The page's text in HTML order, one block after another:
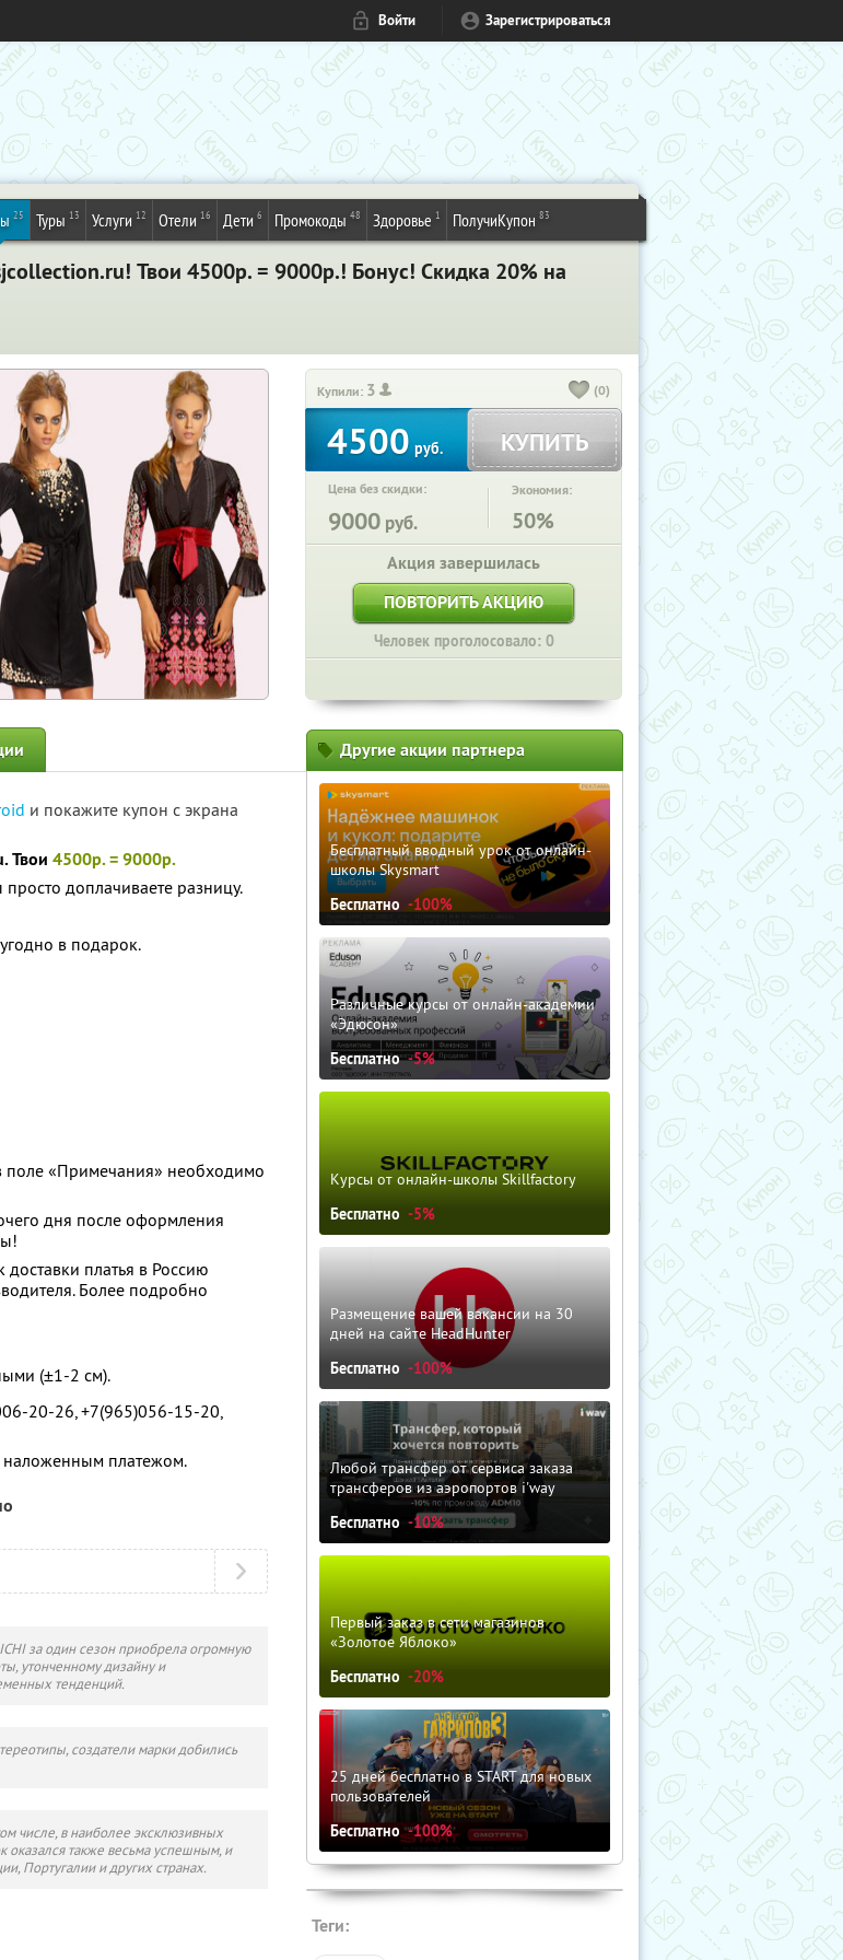
Войти Зарегистрироваться
25 Туры 13 Услуги 12 Отели 16 Дети 6 Промокоды 48 Здоровье 1 ПолучиКупон 83
Твои 4500р. = 9000р.! Бонус! Cкидка 20% на
Купили: 3 (0)
4500руб. КУПИТЬ
Цена без скидки:
9000 руб.
Экономия:
50%
Акция завершилась
ПОВТОРИТЬ АКЦИЮ
Человек проголосовало: 0
и покажите купон с экрана
Твои 4500р. = 9000р.
доплачиваете разницу.
в подарок.
поле «Примечания» необходимо
дня после оформления
доставки платья в Россию
Более подробно
(±1-2 см).
20-26, +7(965)056-15-20,
наложенным платежом.
за один сезон приобрела огромную
утонченному дизайну и
тенденций.
создатели марки добились
числе, в наиболее эксклюзивных
также весьма успешным, и
Португалии и других странах.
Другие акции партнера
Бесплатный вводный урок от онлайн-
школы Skysmart
Бесплатно -100%
Различные курсы от онлайн-академии
«Эдюсон»
Бесплатно -5%
Курсы от онлайн-школы Skillfactory
Бесплатно -5%
Размещение вашей вакансии на 30
дней на сайте HeadHunter
Бесплатно -100%
Любой трансфер от сервиса заказа
трансферов из аэропортов i'way
Бесплатно -10%
Первый заказ в сети магазинов
«Золотое Яблоко»
Бесплатно -20%
25 дней бесплатно в START для новых
пользователей
Бесплатно -100%
Теги: